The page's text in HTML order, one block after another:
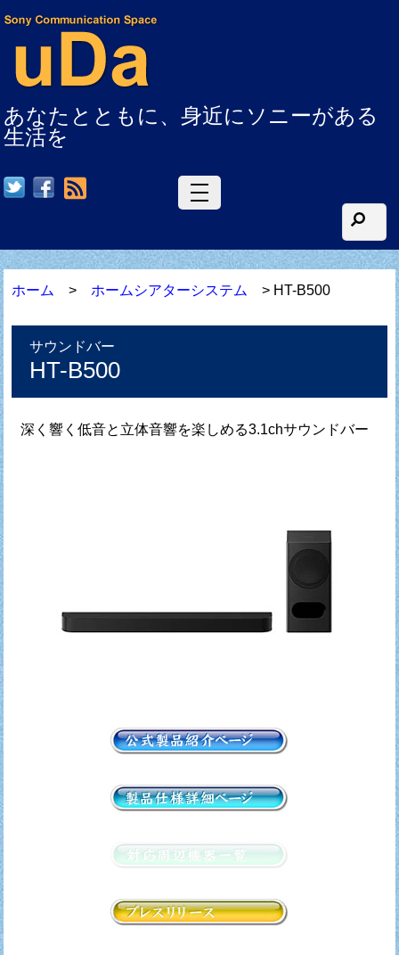
あなたとともに、身近にソニーがある
生活を
ホーム > ホームシアターシステム > HT-B500
サウンドバー
HT-B500
深く響く低音と立体音響を楽しめる3.1chサウンドバー